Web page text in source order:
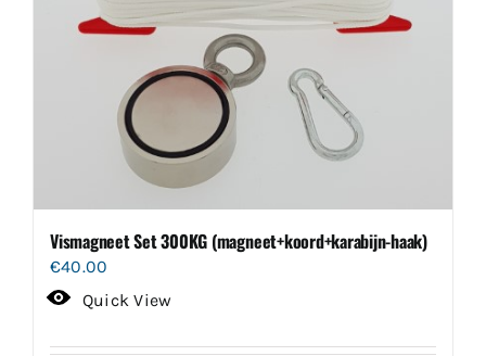
Vismagneet Set 300KG (magneet+koord+karabijn-haak)
€40.00
Quick View